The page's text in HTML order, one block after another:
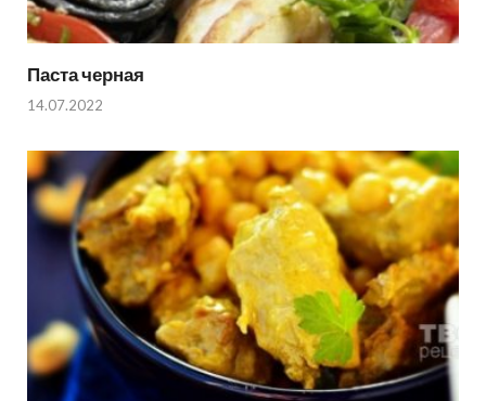
Паста черная
14.07.2022